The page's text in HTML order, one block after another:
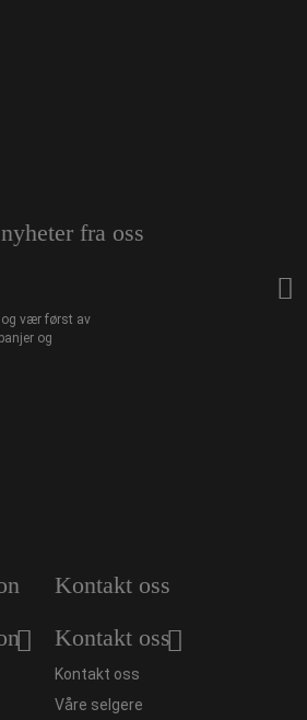
fra oss
og vær først av
og
Kontakt oss
Kontakt oss
Kontakt oss
Våre selgere